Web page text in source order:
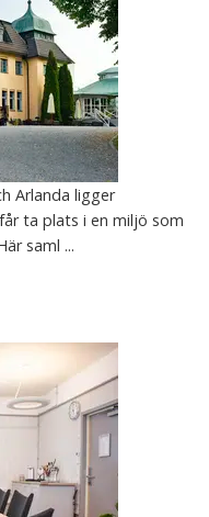
Arlanda ligger
ta plats i en miljö som
saml ...